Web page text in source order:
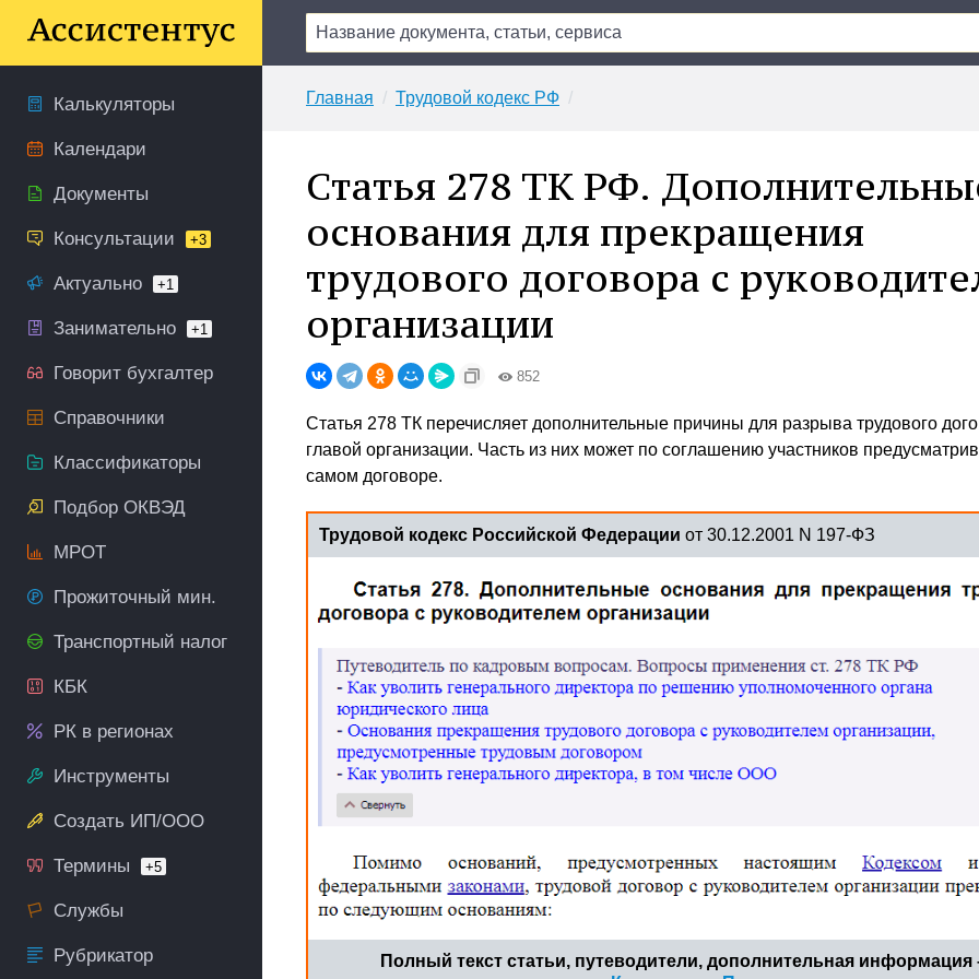
Калькуляторы
Календари
Документы
Консультации +3
Актуально +1
Занимательно +1
Говорит бухгалтер
Справочники
Классификаторы
Подбор ОКВЭД
МРОТ
Прожиточный мин.
Транспортный налог
КБК
РК в регионах
Инструменты
Создать ИП/ООО
Термины +5
Службы
Рубрикатор
Главная Трудовой кодекс РФ
Статья 278 ТК РФ.
основания для прекращения
трудового договора с
организации
852
Статья 278 ТК перечисляет дополнительные причины для разрыва трудового
главой организации. Часть из них может по соглашению участников
самом договоре.
Трудовой кодекс Российской Федерации от 30.12.2001 N 197-ФЗ
Полный текст статьи, путеводители, дополнительная информация